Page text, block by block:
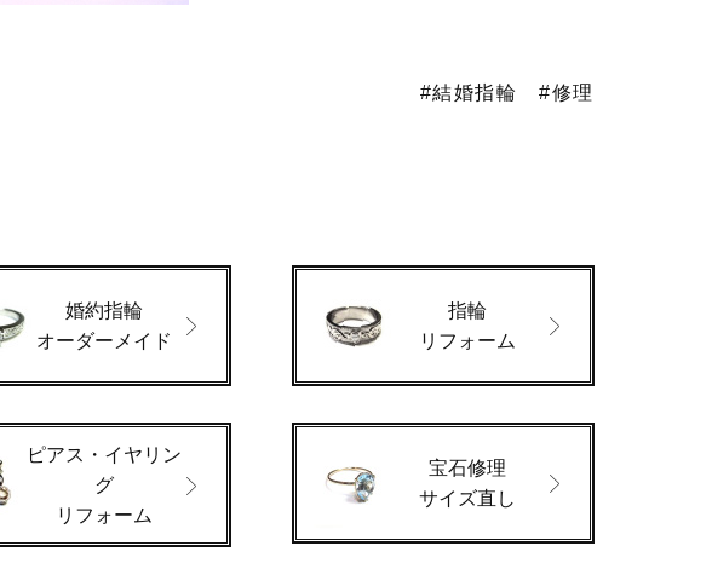
#結婚指輪 #修理
婚約指輪
オーダーメイド
指輪
リフォーム
ピアス・イヤリン
グ
リフォーム
宝石修理
サイズ直し